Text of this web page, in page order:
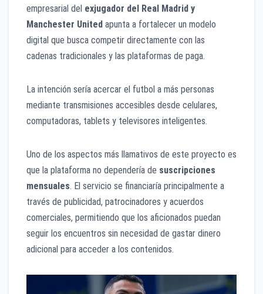
empresarial del exjugador del Real Madrid y
Manchester United apunta a fortalecer un modelo
digital que busca competir directamente con las
cadenas tradicionales y las plataformas de paga.
La intención sería acercar el futbol a más personas
mediante transmisiones accesibles desde celulares,
computadoras, tablets y televisores inteligentes.
Uno de los aspectos más llamativos de este proyecto es
que la plataforma no dependería de suscripciones
mensuales. El servicio se financiaría principalmente a
través de publicidad, patrocinadores y acuerdos
comerciales, permitiendo que los aficionados puedan
seguir los encuentros sin necesidad de gastar dinero
adicional para acceder a los contenidos.